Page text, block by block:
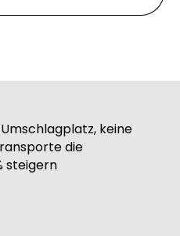
keine
die
steigern